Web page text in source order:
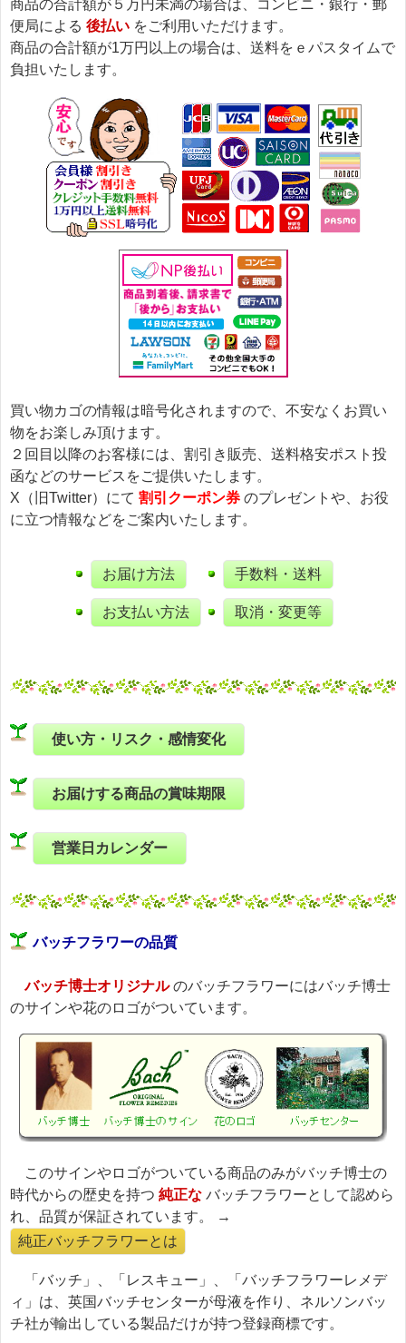
商品の合計額が５万円未満の場合は、コンビニ・銀行・郵
便局による 後払い をご利用いただけます。
商品の合計額が1万円以上の場合は、送料をｅパスタイムで
負担いたします。
買い物カゴの情報は暗号化されますので、不安なくお買い
物をお楽しみ頂けます。
２回目以降のお客様には、割引き販売、送料格安ポスト投
函などのサービスをご提供いたします。
X（旧Twitter）にて 割引クーポン券 のプレゼントや、お役
に立つ情報などをご案内いたします。
お届け方法
お支払い方法
手数料・送料
取消・変更等
使い方・リスク・感情変化
お届けする商品の賞味期限
営業日カレンダー
バッチフラワーの品質
バッチ博士オリジナルのバッチフラワーにはバッチ博士
のサインや花のロゴがついています。
このサインやロゴがついている商品のみがバッチ博士の
時代からの歴史を持つ 純正な バッチフラワーとして認めら
れ、品質が保証されています。 →
純正バッチフラワーとは
「バッチ」、「レスキュー」、「バッチフラワーレメデ
ィ」は、英国バッチセンターが母液を作り、ネルソンバッ
チ社が輸出している製品だけが持つ登録商標です。